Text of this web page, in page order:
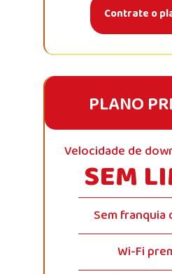
Contrate o
PLANO
Velocidade de
SEM
Sem franquia
Wi-Fi